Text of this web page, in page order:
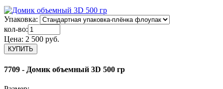
Упаковка:
кол-во:
Цена: 2 500 руб.
7709 - Домик объемный 3D 500 гр